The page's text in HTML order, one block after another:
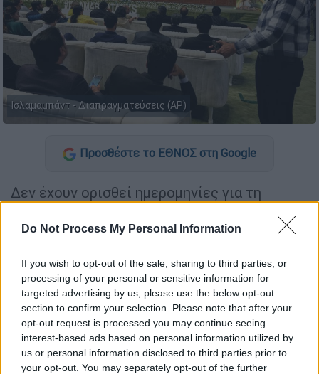
Do Not Process My Personal Information
If you wish to opt-out of the sale, sharing to third parties, or
processing of your personal or sensitive information for
targeted advertising by us, please use the below opt-out
section to confirm your selection. Please note that after your
opt-out request is processed you may continue seeing
interest-based ads based on personal information utilized by
us or personal information disclosed to third parties prior to
your opt-out. You may separately opt-out of the further
Ισλαμαμπάντ - Διαπραγματεύσεις (AP)
Προσθέστε το ΕΘΝΟΣ στη Google
Δεν έχουν ορισθεί ημερομηνίες για τη
διαπραγματεύσεωνανάμεσα στιςΗΠΑ
και το
πακιστανικού υπουργείου Εξωτερικών και
πρόσθεσε ότι τα ζητήματα που άπτονται του
πυρηνικού προγράμματος της Τεχεράνης
περιλαμβάνονται στα υπό συζήτησιν θέματα.
ΔΙΑΒΑΣΤΕ ΕΠΙΣΗΣ